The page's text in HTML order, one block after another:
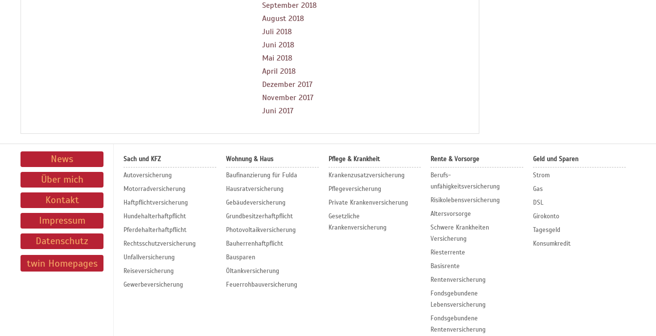
September 2018
August 2018
Juli 2018
Juni 2018
Mai 2018
April 2018
Dezember 2017
November 2017
Juni 2017
News
Über mich
Kontakt
Impressum
Datenschutz
twin Homepages
Sach und KFZ
Autoversicherung
Motorradversicherung
Haftpflichtversicherung
Hundehalterhaftpflicht
Pferdehalterhaftpflicht
Rechtsschutzversicherung
Unfallversicherung
Reiseversicherung
Gewerbeversicherung
Wohnung & Haus
Baufinanzierung für Fulda
Hausratversicherung
Gebäudeversicherung
Grundbesitzerhaftpflicht
Photovoltaikversicherung
Bauherrenhaftpflicht
Bausparen
Öltankversicherung
Feuerrohbauversicherung
Pflege & Krankheit
Krankenzusatzversicherung
Pflegeversicherung
Private Krankenversicherung
Gesetzliche
Krankenversicherung
Rente & Vorsorge
Berufs­
unfähigkeitsversicherung
Risikolebensversicherung
Altersvorsorge
Schwere Krankheiten
Versicherung
Riesterrente
Basisrente
Rentenversicherung
Fondsgebundene
Lebensversicherung
Fondsgebundene
Rentenversicherung
Geld und Sparen
Strom
Gas
DSL
Girokonto
Tagesgeld
Konsumkredit